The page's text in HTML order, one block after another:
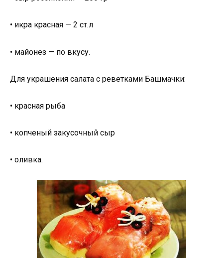
• икра красная — 2 ст.л
• майонез — по вкусу.
Для украшения салата с реветками Башмачки:
• красная рыба
• копченый закусочный сыр
• оливка.